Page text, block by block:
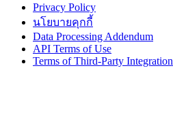
Privacy Policy
นโยบายคุกกี้
Data Processing Addendum
API Terms of Use
Terms of Third-Party Integration